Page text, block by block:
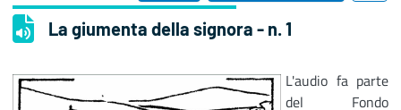
La giumenta della signora - n. 1
L'audio fa parte
del Fondo